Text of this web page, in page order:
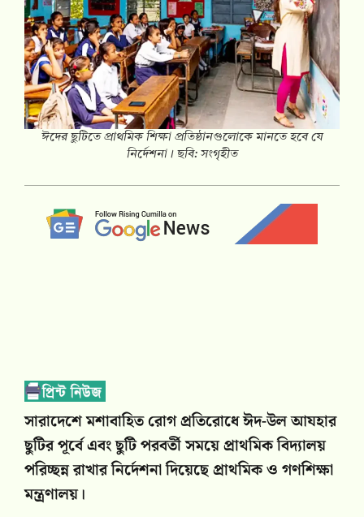
ঈদের ছুটিতে প্রাথমিক শিক্ষা প্রতিষ্ঠানগুলোকে মানতে হবে যে
নির্দেশনা। ছবি: সংগৃহীত
সারাদেশে মশাবাহিত রোগ প্রতিরোধে ঈদ-উল আযহার
ছুটির পূর্বে এবং ছুটি পরবর্তী সময়ে প্রাথমিক বিদ্যালয়
পরিচ্ছন্ন রাখার নির্দেশনা দিয়েছে প্রাথমিক ও গণশিক্ষা
মন্ত্রণালয়।